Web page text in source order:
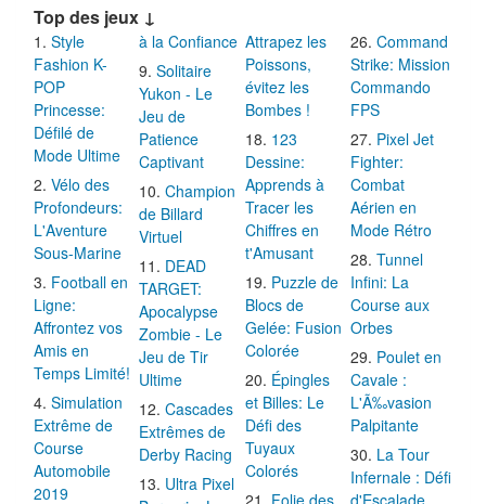
Top des jeux ↓
Style
Fashion K-
POP
Princesse:
Défilé de
Mode Ultime
Vélo des
Profondeurs:
L'Aventure
Sous-Marine
Football en
Ligne:
Affrontez vos
Amis en
Temps Limité!
Simulation
Extrême de
Course
Automobile
2019
à la Confiance
Solitaire
Yukon - Le
Jeu de
Patience
Captivant
Champion
de Billard
Virtuel
DEAD
TARGET:
Apocalypse
Zombie - Le
Jeu de Tir
Ultime
Cascades
Extrêmes de
Derby Racing
Ultra Pixel
Attrapez les
Poissons,
évitez les
Bombes !
123
Dessine:
Apprends à
Tracer les
Chiffres en
t'Amusant
Puzzle de
Blocs de
Gelée: Fusion
Colorée
Épingles
et Billes: Le
Défi des
Tuyaux
Colorés
Folie des
Command
Strike: Mission
Commando
FPS
Pixel Jet
Fighter:
Combat
Aérien en
Mode Rétro
Tunnel
Infini: La
Course aux
Orbes
Poulet en
Cavale :
L'Ã‰vasion
Palpitante
La Tour
Infernale : Défi
d'Escalade